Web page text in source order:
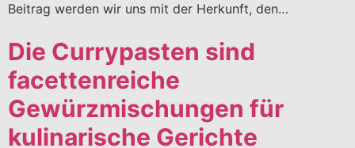
Beitrag werden wir uns mit der Herkunft, den…
Die Currypasten sind
facettenreiche
Gewürzmischungen für
kulinarische Gerichte